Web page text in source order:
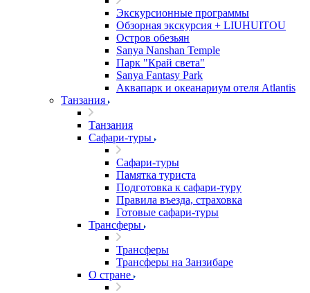
Экскурсионные программы
Обзорная экскурсия + LIUHUITOU
Остров обезьян
Sanya Nanshan Temple
Парк "Край света"
Sanya Fantasy Park
Аквапарк и океанариум отеля Atlantis
Танзания
Танзания
Сафари-туры
Сафари-туры
Памятка туриста
Подготовка к сафари-туру
Правила въезда, страховка
Готовые сафари-туры
Трансферы
Трансферы
Трансферы на Занзибаре
О стране